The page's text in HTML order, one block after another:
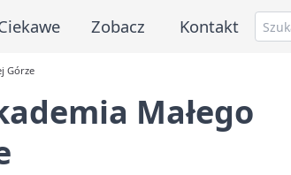
Zobacz Kontakt
Górze
Małego